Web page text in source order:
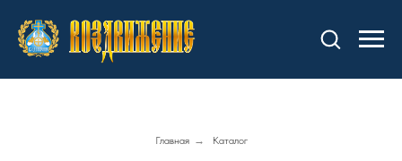
Главная → Каталог